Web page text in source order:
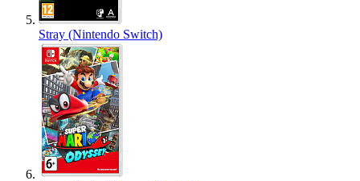
Stray (Nintendo Switch)